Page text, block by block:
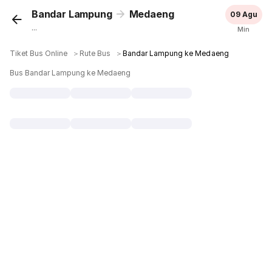
Bandar Lampung Medaeng
...
09 Agu
Min
Tiket Bus Online ＞ Rute Bus ＞Bandar Lampung ke Medaeng
Bus Bandar Lampung ke Medaeng